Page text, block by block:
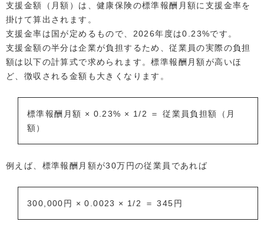
支援金額（月額）は、健康保険の標準報酬月額に支援金率を
掛けて算出されます。
支援金率は国が定めるもので、2026年度は0.23%です。
支援金額の半分は企業が負担するため、従業員の実際の負担
額は以下の計算式で求められます。標準報酬月額が高いほ
ど、徴収される金額も大きくなります。
標準報酬月額 × 0.23% × 1/2 ＝ 従業員負担額（月
額）
例えば、標準報酬月額が30万円の従業員であれば
300,000円 × 0.0023 × 1/2 ＝ 345円